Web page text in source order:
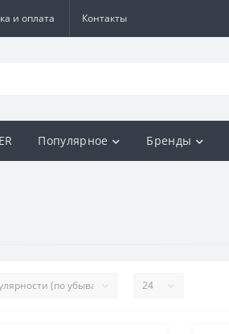
и оплата Контакты
Популярное Бренды